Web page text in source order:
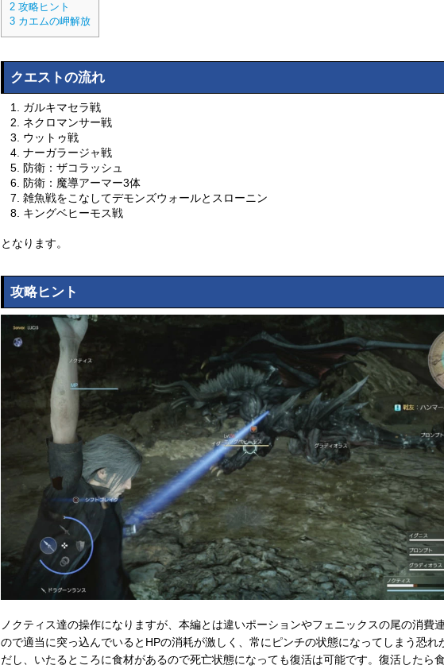
2 攻略ヒント
3 カエムの岬解放
クエストの流れ
ガルキマセラ戦
ネクロマンサー戦
ウットゥ戦
ナーガラージャ戦
防衛：ザコラッシュ
防衛：魔導アーマー3体
雑魚戦をこなしてデモンズウォールとスローニン
キングベヒーモス戦
となります。
攻略ヒント
ノクティス達の操作になりますが、本編とは違いポーションやフェニックスの尾の消費
ので適当に突っ込んでいるとHPの消耗が激しく、常にピンチの状態になってしまう恐れ
だし、いたるところに食材があるので死亡状態になっても復活は可能です。復活したら